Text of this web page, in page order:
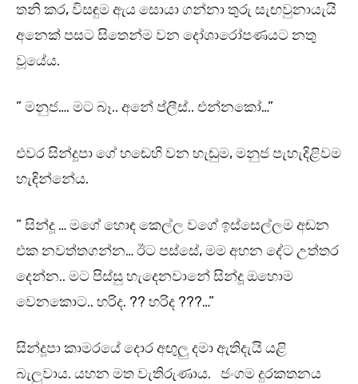
තනි කර, විසඳුම ඇය සොයා ගන්නා තුරු සැඟවුනායැයි
අනෙක් පසට සිතෙන්ම වන දෝශාරෝපණයට නතු
වූයේය.
” මනුජ…. මට බෑ.. අනේ ප්ලීස්.. එන්නකෝ…”
එවර සින්දූපා ගේ හඬෙහි වන හැඬුම, මනුජ පැහැදිළිවම
හැඳින්නේය.
” සින්දූ … මගේ හොඳ කෙල්ල වගේ ඉස්සෙල්ලම අඬන
එක නවත්තගන්න… ඊට පස්සේ, මම අහන දේට උත්තර
දෙන්න.. මට පිස්සු හැදෙනවානේ සින්දූ ඔහොම
වෙනකොට.. හරිද. ?? හරිද ???…”
සින්දූපා කාමරයේ දොර අඟුලු දමා ඇතිදැයි යළි
බැලුවාය. යහන මත වැතිරුණාය. ජංගම දුරකතනය